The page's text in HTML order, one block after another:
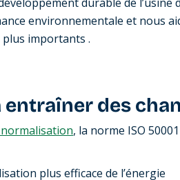
environnementale et nous
plus importants .
entraîner des
, la norme ISO
plus efficace de l’énergie